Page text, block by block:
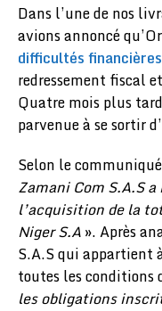
Dans l’une de nos
avions annoncé
difficultés financières
redressement fiscal
Quatre mois plus
parvenue à se sortir
Selon le
Zamani Com S.A.S
l’acquisition de la
Niger S.A». Après
S.A.S qui appartient
toutes les
les obligations